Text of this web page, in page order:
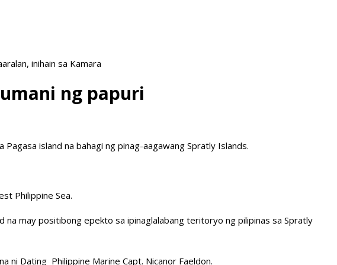
inihain sa Kamara
ng papuri
Pagasa island na bahagi ng pinag-aagawang Spratly Islands.
Philippine Sea.
may positibong epekto sa ipinaglalabang teritoryo ng pilipinas sa Spratly
ni Dating Philippine Marine Capt. Nicanor Faeldon.